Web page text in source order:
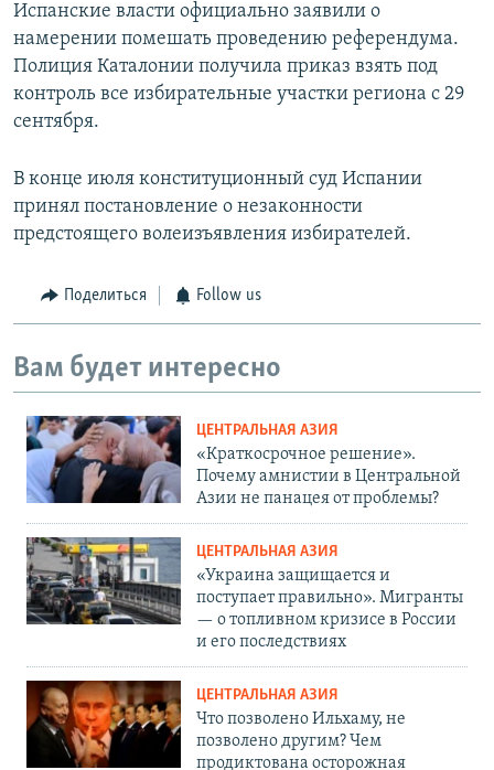
Испанские власти официально заявили о
намерении помешать проведению референдума.
Полиция Каталонии получила приказ взять под
контроль все избирательные участки региона с 29
сентября.
В конце июля конституционный суд Испании
принял постановление о незаконности
предстоящего волеизъявления избирателей.
Поделиться Follow us
Вам будет интересно
ЦЕНТРАЛЬНАЯ АЗИЯ
«Краткосрочное решение».
Почему амнистии в Центральной
Азии не панацея от проблемы?
ЦЕНТРАЛЬНАЯ АЗИЯ
«Украина защищается и
поступает правильно». Мигранты
— о топливном кризисе в России
и его последствиях
ЦЕНТРАЛЬНАЯ АЗИЯ
Что позволено Ильхаму, не
позволено другим? Чем
продиктована осторожная